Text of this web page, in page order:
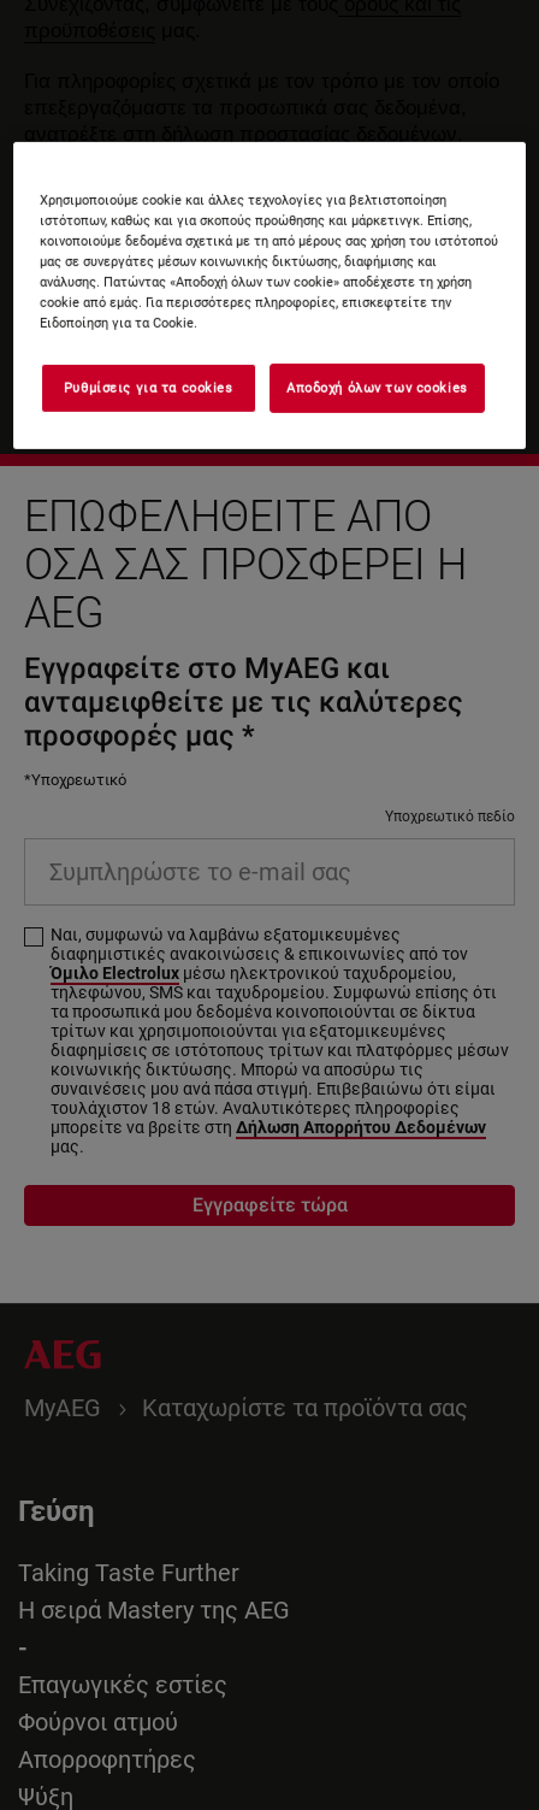
ΕΠΩΦΕΛΗΘΕΊΤΕ ΑΠΌ
ΌΣΑ ΣΑΣ ΠΡΟΣΦΈΡΕΙ Η
AEG
Εγγραφείτε στο MyAEG και
ανταμειφθείτε με τις καλύτερες
προσφορές μας *
*Υποχρεωτικό
Υποχρεωτικό πεδίο
Ναι, συμφωνώ να λαμβάνω εξατομικευμένες
διαφημιστικές ανακοινώσεις & επικοινωνίες από τον
Όμιλο Electrolux μέσω ηλεκτρονικού ταχυδρομείου,
τηλεφώνου, SMS και ταχυδρομείου. Συμφωνώ επίσης ότι
τα προσωπικά μου δεδομένα κοινοποιούνται σε δίκτυα
τρίτων και χρησιμοποιούνται για εξατομικευμένες
διαφημίσεις σε ιστότοπους τρίτων και πλατφόρμες μέσων
κοινωνικής δικτύωσης. Μπορώ να αποσύρω τις
συναινέσεις μου ανά πάσα στιγμή. Επιβεβαιώνω ότι είμαι
τουλάχιστον 18 ετών. Αναλυτικότερες πληροφορίες
μπορείτε να βρείτε στη Δήλωση Απορρήτου Δεδομένων
μας.
Εγγραφείτε τώρα
MyAEG Καταχωρίστε τα προϊόντα σας
Γεύση
Taking Taste Further
Η σειρά Mastery της AEG
-
Επαγωγικές εστίες
Φούρνοι ατμού
Απορροφητήρες
Ψύξη
Χρησιμοποιούμε cookie και άλλες τεχνολογίες για βελτιστοποίηση
ιστότοπων, καθώς και για σκοπούς προώθησης και μάρκετινγκ. Επίσης,
κοινοποιούμε δεδομένα σχετικά με τη από μέρους σας χρήση του ιστότοπού
μας σε συνεργάτες μέσων κοινωνικής δικτύωσης, διαφήμισης και
ανάλυσης. Πατώντας «Αποδοχή όλων των cookie» αποδέχεστε τη χρήση
cookie από εμάς. Για περισσότερες πληροφορίες, επισκεφτείτε την
Ειδοποίηση για τα Cookie.
Ρυθμίσεις για τα cookies Αποδοχή όλων των cookies